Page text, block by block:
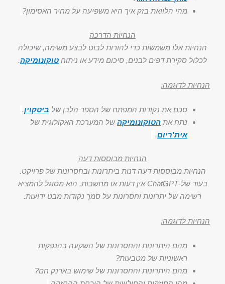
מהי הלוואת בזק איך היא משפיעה על מחיר האסימון?
הנחיות הדרכה
הנחיות אלו משמשות כדי להורות לבוט לבצע משימה, שיכולה
לכלול סקירת דפים לבנים, סיכום מידע או ניתוח טוקונומיקה.
הנחיות לדוגמה:
סכם את נקודות המפתח של הספר הלבן של ביטקוין.
נתח את הטוקונומיקה של המערכת האקולוגית של
אית'ריום.
הנחיות מבוססות דעה
הנחיות מבוססות דעה דנות ביתרונות ובחסרונות של פרויקט.
בעוד של-ChatGPT אין דעות או מחשבות, הוא מסוגל להמציא
רשימה של יתרונות וחסרונות על סמך נקודות מבט ידועות.
הנחיות לדוגמה:
מהם היתרונות והחסרונות של השקעה בהנפקות
ראשוניות של מטבעות?
מהם היתרונות והחסרונות של שימוש בארנק חם?